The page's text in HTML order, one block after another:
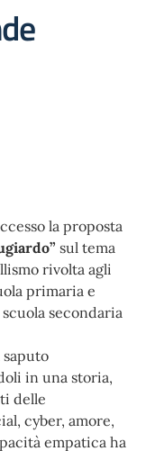
la proposta
sul tema
rivolta agli
primaria e
secondaria
saputo
in una storia,
delle
cyber, amore,
empatica ha